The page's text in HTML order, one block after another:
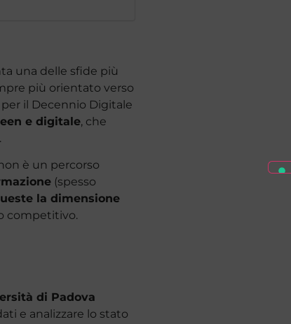
una delle sfide più
più orientato verso
il Decennio Digitale
e digitale, che
è un percorso
(spesso
la dimensione
competitivo.
di Padova
e analizzare lo stato